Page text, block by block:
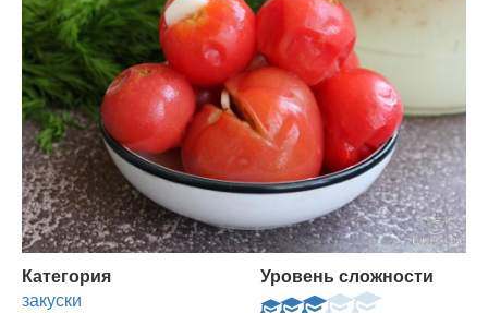
Категория
закуски
Уровень сложности